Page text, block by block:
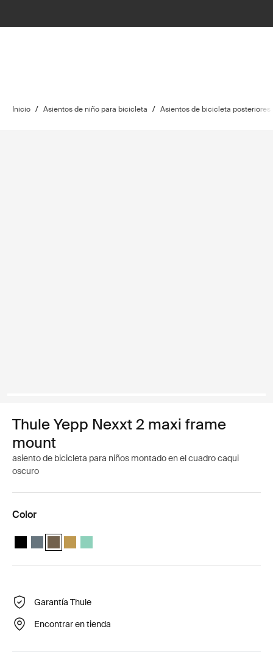
Inicio / Asientos de niño para bicicleta / Asientos de bicicleta posteriores
Thule Yepp Nexxt 2 maxi frame
mount
asiento de bicicleta para niños montado en el cuadro caqui
oscuro
Color
Thule Yepp Nexxt 2 Negro medianoche
Thule Yepp Nexxt 2 Pizarra oscura
Thule Yepp Nexxt 2 Caqui oscuro (selected)
Thule Yepp Nexxt 2 Amarillo brillante
Thule Yepp Nexxt 2 Maxi Mint Green
Garantía Thule
Encontrar en tienda